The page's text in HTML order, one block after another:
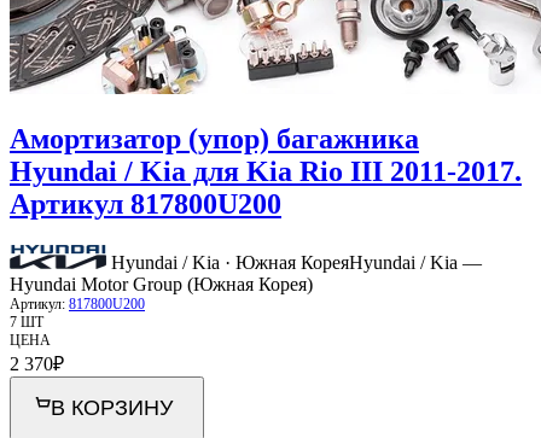
Амортизатор (упор) багажника
Hyundai / Kia для Kia Rio III 2011-2017.
Артикул 817800U200
Hyundai / Kia · Южная КореяHyundai / Kia —
Hyundai Motor Group (Южная Корея)
Артикул: 817800U200
7 ШТ
ЦЕНА
2 370₽
В КОРЗИНУ